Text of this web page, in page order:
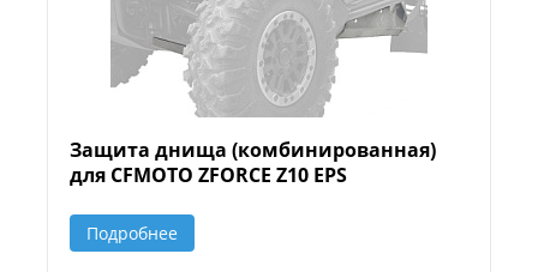
Защита днища (комбинированная)
для CFMOTO ZFORCE Z10 EPS
Подробнее